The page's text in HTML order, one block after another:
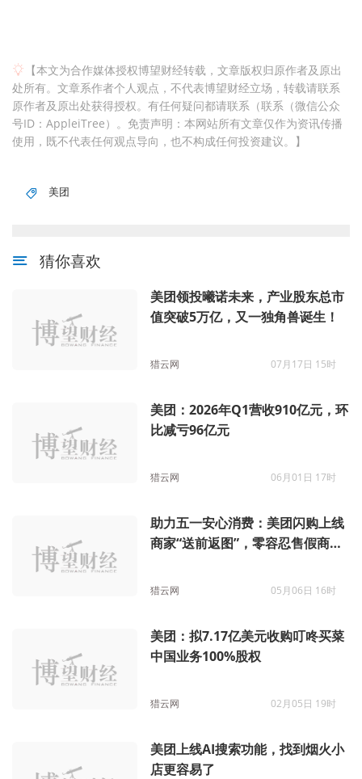
【本文为合作媒体授权博望财经转载，文章版权归原作者及原出
处所有。文章系作者个人观点，不代表博望财经立场，转载请联系
原作者及原出处获得授权。有任何疑问都请联系（联系（微信公众
号ID：AppleiTree）。免责声明：本网站所有文章仅作为资讯传播
使用，既不代表任何观点导向，也不构成任何投资建议。】
美团
猜你喜欢
美团领投曦诺未来，产业股东总市
值突破5万亿，又一独角兽诞生！
猎云网 07月17日 15时
美团：2026年Q1营收910亿元，环
比减亏96亿元
猎云网 06月01日 17时
助力五一安心消费：美团闪购上线
商家“送前返图”，零容忍售假商
猎云网 05月06日 16时
美团：拟7.17亿美元收购叮咚买菜
中国业务100%股权
猎云网 02月05日 19时
美团上线AI搜索功能，找到烟火小
店更容易了